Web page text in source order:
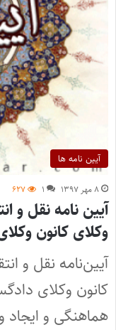
آیین نامه ها
۸ مهر ۱۳۹۷ ۱ ۶۲۷
آیین نامه نقل و
وکلای کانون
آیین‌نامه نقل و
کانون وکلای
هماهنگی و